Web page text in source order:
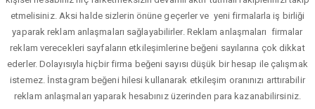
etmelisiniz. Aksi halde sizlerin önüne geçerler ve yeni firmalarla iş birliği
yaparak reklam anlaşmaları sağlayabilirler. Reklam anlaşmaları firmalar
reklam verecekleri sayfaların etkileşimlerine beğeni sayılarına çok dikkat
ederler. Dolayısıyla hiçbir firma beğeni sayısı düşük bir hesap ile çalışmak
istemez. İnstagram beğeni hilesi kullanarak etkileşim oranınızı arttırabilir
reklam anlaşmaları yaparak hesabınız üzerinden para kazanabilirsiniz.